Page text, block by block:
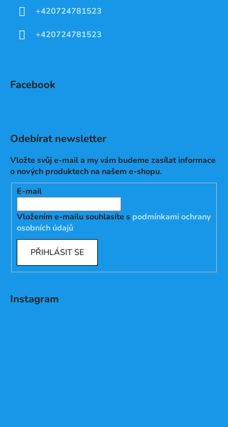
+420724781523
+420724781523
Facebook
Odebírat newsletter
Vložte svůj e-mail a my vám budeme zasílat informace
o nových produktech na našem e-shopu.
E-mail
Vložením e-mailu souhlasíte s podmínkami ochrany
osobních údajů
PŘIHLÁSIT SE
Instagram